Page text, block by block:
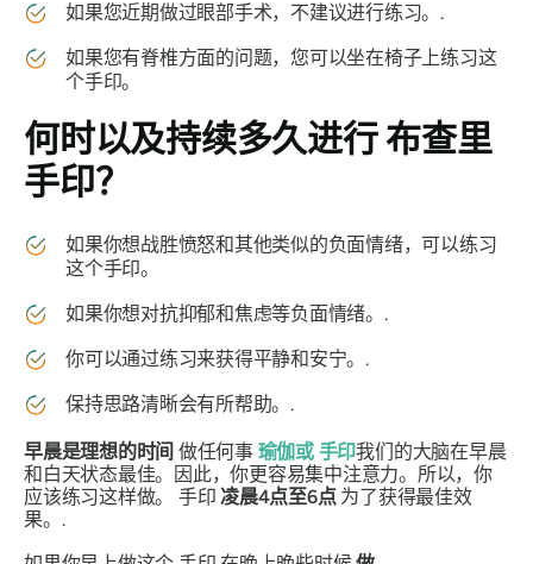
如果您近期做过眼部手术，不建议进行练习。.
如果您有脊椎方面的问题，您可以坐在椅子上练习这
个手印。
何时以及持续多久进行布查里
手印？
如果你想战胜愤怒和其他类似的负面情绪，可以练习
这个手印。
如果你想对抗抑郁和焦虑等负面情绪。.
你可以通过练习来获得平静和安宁。.
保持思路清晰会有所帮助。.
早晨是理想的时间 做任何事 瑜伽或 手印我们的大脑在早晨
和白天状态最佳。因此，你更容易集中注意力。所以，你
应该练习这样做。 手印 凌晨4点至6点为了获得最佳效
果。.